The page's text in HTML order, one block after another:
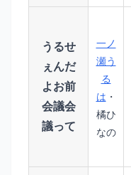
うるせ
ぇんだ
よお前
会議会
議って
一ノ
瀬う
る
は ・
橘ひ
なの